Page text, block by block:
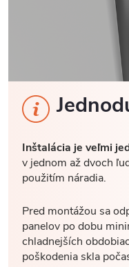
Inštalácia je veľmi
v jednom až dvoch
použitím náradia.
Pred montážou sa
panelov po dobu
chladnejších
poškodenia skla